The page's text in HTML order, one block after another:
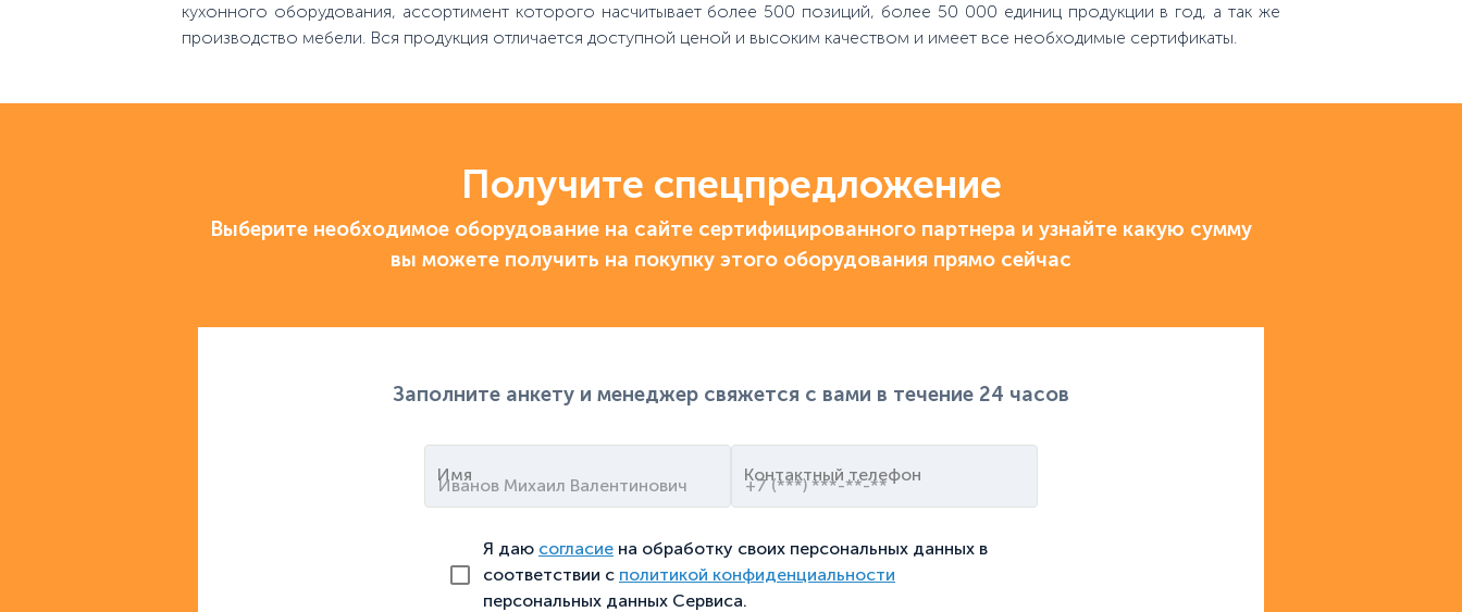
кухонного оборудования, ассортимент которого насчитывает более 500 позиций, более 50 000 единиц продукции в год, а так же
производство мебели. Вся продукция отличается доступной ценой и высоким качеством и имеет все необходимые сертификаты.
Получите спецпредложение
Выберите необходимое оборудование на сайте сертифицированного партнера и узнайте какую сумму
вы можете получить на покупку этого оборудования прямо сейчас
Заполните анкету и менеджер свяжется с вами в течение 24 часов
Имя Контактный телефон
Я даю согласие на обработку своих персональных данных в
соответствии с политикой конфиденциальности
персональных данных Сервиса.